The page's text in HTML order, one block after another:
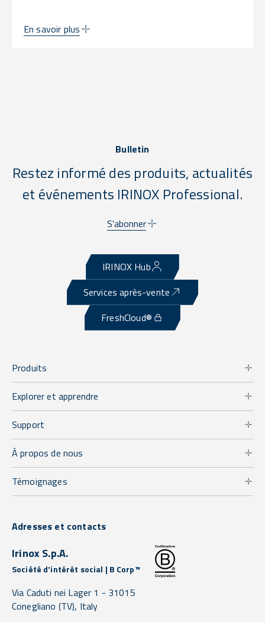
En savoir plus
Bulletin
Restez informé des produits, actualités
et événements IRINOX Professional.
S'abonner
IRINOX Hub
Services après-vente
FreshCloud®
Produits
Explorer et apprendre
Support
À propos de nous
Témoignages
Adresses et contacts
Irinox S.p.A.
Société d'intérêt social | B Corp™
Via Caduti nei Lager 1 - 31015
Conegliano (TV), Italy